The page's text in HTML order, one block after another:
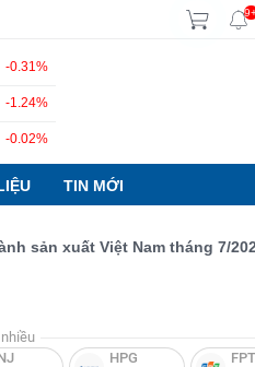
-0.31%
-1.24%
-0.02%
TIN MỚI
xuất Việt Nam tháng 7/2026:
HPG
FPT